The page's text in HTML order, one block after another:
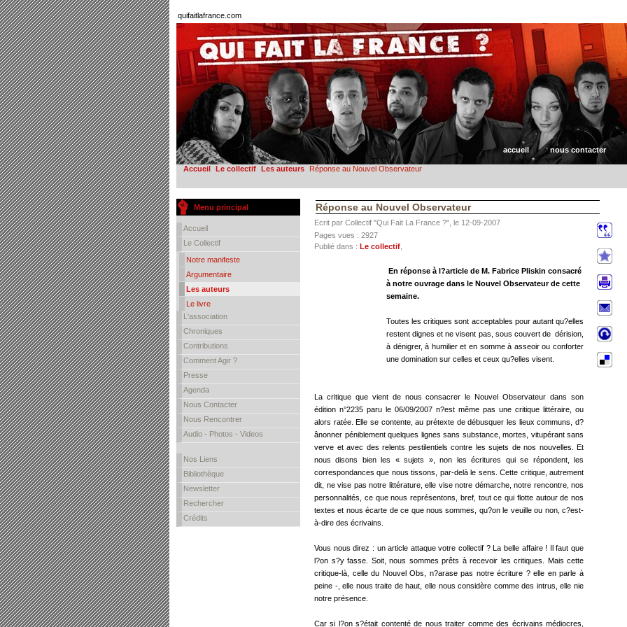
quifaitlafrance.com
accueil nous contacter
Accueil Le collectif Les auteurs Réponse au Nouvel Observateur
Menu principal
Accueil
Le Collectif
Notre manifeste
Argumentaire
Les auteurs
Le livre
L'association
Chroniques
Contributions
Comment Agir ?
Presse
Agenda
Nous Contacter
Nous Rencontrer
Audio - Photos - Videos
Nos Liens
Bibliothèque
Newsletter
Rechercher
Crédits
Réponse au Nouvel Observateur
Ecrit par Collectif "Qui Fait La France ?", le 12-09-2007
Pages vues : 2927
Publié dans : Le collectif
En réponse à l?article de M. Fabrice Pliskin consacré
à notre ouvrage dans le Nouvel Observateur de cette
semaine.
Toutes les critiques sont acceptables pour autant qu?elles
restent dignes et ne visent pas, sous couvert de dérision,
à dénigrer, à humilier et en somme à asseoir ou conforter
une domination sur celles et ceux qu?elles visent.
La critique que vient de nous consacrer le Nouvel Observateur dans son
édition n°2235 paru le 06/09/2007 n?est même pas une critique littéraire, ou
alors ratée. Elle se contente, au prétexte de débusquer les lieux communs, d?
ânonner péniblement quelques lignes sans substance, mortes, vitupérant sans
verve et avec des relents pestilentiels contre les sujets de nos nouvelles. Et
nous disons bien les « sujets », non les écritures qui se répondent, les
correspondances que nous tissons, par-delà le sens. Cette critique, autrement
dit, ne vise pas notre littérature, elle vise notre démarche, notre rencontre, nos
personnalités, ce que nous représentons, bref, tout ce qui flotte autour de nos
textes et nous écarte de ce que nous sommes, qu?on le veuille ou non, c?est-
à-dire des écrivains.
Vous nous direz : un article attaque votre collectif ? La belle affaire ! Il faut que
l?on s?y fasse. Soit, nous sommes prêts à recevoir les critiques. Mais cette
critique-là, celle du Nouvel Obs, n?arase pas notre écriture ? elle en parle à
peine -, elle nous traite de haut, elle nous considère comme des intrus, elle nie
notre présence.
Car si l?on s?était contenté de nous traiter comme des écrivains médiocres,